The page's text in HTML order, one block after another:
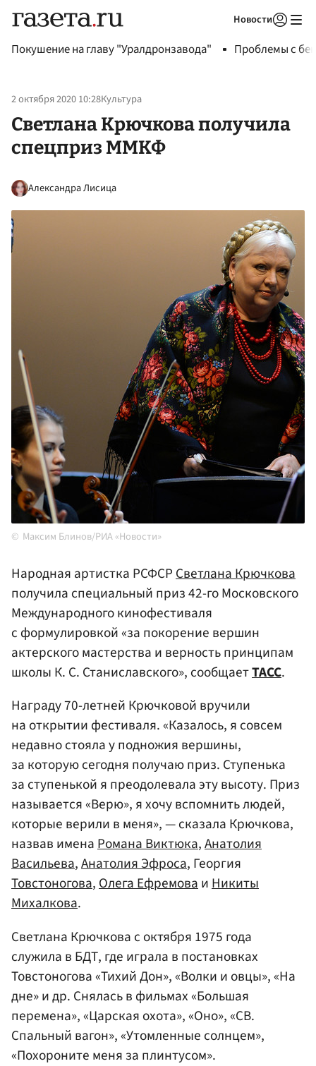
Новости
Покушение на главу "Уралдронзавода" Проблемы с
2 октября 2020 10:28Культура
Светлана Крючкова получила
спецприз ММКФ
Александра Лисица
Максим Блинов/РИА «Новости»
Народная артистка РСФСРСветлана Крючкова
получила специальный приз 42-го Московского
Международного кинофестиваля
с формулировкой «за покорение вершин
актерского мастерства и верность принципам
школы К. С. Станиславского», сообщаетТАСС.
Награду 70-летней Крючковой вручили
на открытии фестиваля. «Казалось, я совсем
недавно стояла у подножия вершины,
за которую сегодня получаю приз. Ступенька
за ступенькой я преодолевала эту высоту. Приз
называется «Верю», я хочу вспомнить людей,
которые верили в меня», — сказала Крючкова,
назвав именаРомана Виктюка,Анатолия
Васильева,Анатолия Эфроса, Георгия
Товстоногова,Олега ЕфремоваиНикиты
Михалкова.
Светлана Крючкова с октября 1975 года
служила в БДТ, где играла в постановках
Товстоногова «Тихий Дон», «Волки и овцы», «На
дне» и др. Снялась в фильмах «Большая
перемена», «Царская охота», «Оно», «СВ.
Спальный вагон», «Утомленные солнцем»,
«Похороните меня за плинтусом».